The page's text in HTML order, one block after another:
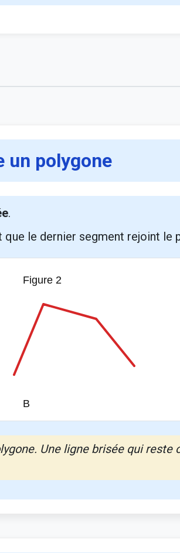
un polygone
.
que le dernier segment rejoint le
Une ligne brisée qui reste